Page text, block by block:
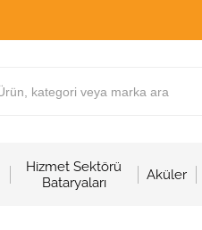
Hizmet Sektörü
Bataryaları
Aküler